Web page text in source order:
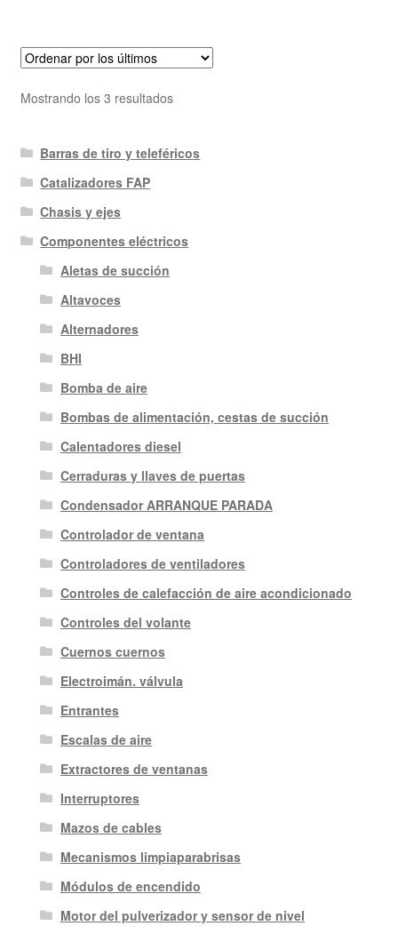
Mostrando los 3 resultadosOrdenado
últimos
Barras de tiro y teleféricos
Catalizadores FAP
Chasis y ejes
Componentes eléctricos
Aletas de succión
Altavoces
Alternadores
BHI
Bomba de aire
Bombas de alimentación, cestas de succión
Calentadores diesel
Cerraduras y llaves de puertas
Condensador ARRANQUE PARADA
Controlador de ventana
Controladores de ventiladores
Controles de calefacción de aire acondicionado
Controles del volante
Cuernos cuernos
Electroimán. válvula
Entrantes
Escalas de aire
Extractores de ventanas
Interruptores
Mazos de cables
Mecanismos limpiaparabrisas
Módulos de encendido
Motor del pulverizador y sensor de nivel